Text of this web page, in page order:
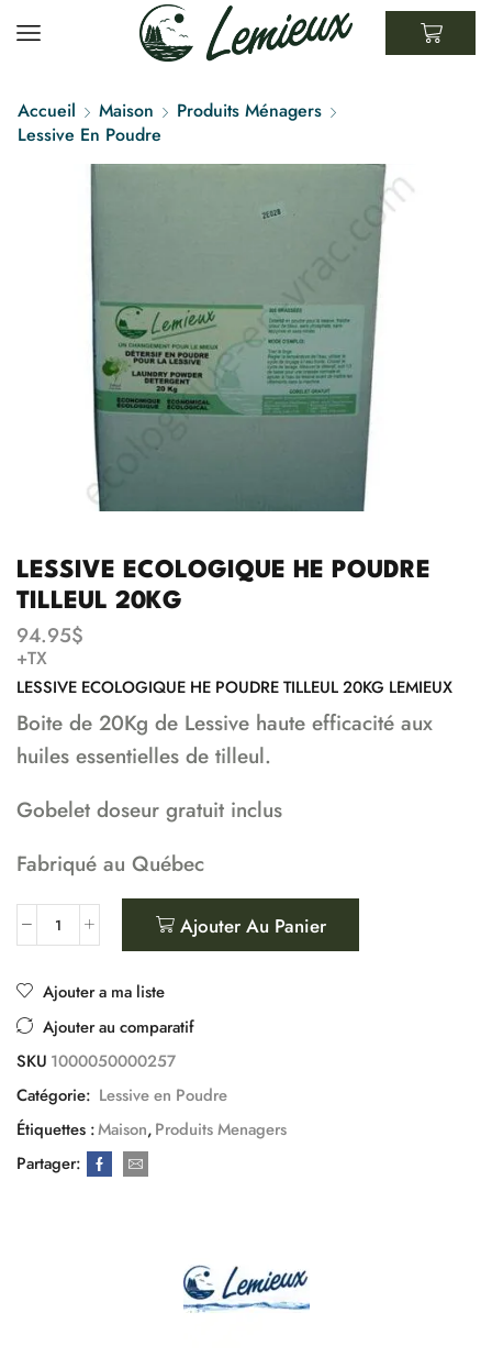
Accueil Maison
Produits Ménagers
Lessive En Poudre
LESSIVE ECOLOGIQUE HE POUDRE
TILLEUL 20KG
94.95$
+TX
LESSIVE ECOLOGIQUE HE POUDRE TILLEUL 20KG LEMIEUX
Boite de 20Kg de Lessive haute efficacité aux
huiles essentielles de tilleul.
Gobelet doseur gratuit inclus
Fabriqué au Québec
Ajouter Au Panier
Ajouter a ma liste
Ajouter au comparatif
SKU 1000050000257
Catégorie: Lessive en Poudre
Étiquettes :Maison,Produits Menagers
Partager: